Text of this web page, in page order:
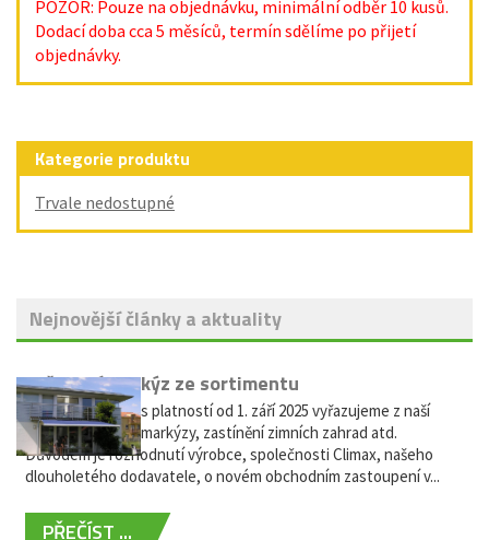
POZOR: Pouze na objednávku, minimální odběr 10 kusů.
Dodací doba cca 5 měsíců, termín sdělíme po přijetí
objednávky.
Kategorie produktu
Trvale nedostupné
Nejnovější články a aktuality
Vyřazení markýz ze sortimentu
Vážení zákazníci, s platností od 1. září 2025 vyřazujeme z naší
nabídky výsuvné markýzy, zastínění zimních zahrad atd.
Důvodem je rozhodnutí výrobce, společnosti Climax, našeho
dlouholetého dodavatele, o novém obchodním zastoupení v...
PŘEČÍST ...